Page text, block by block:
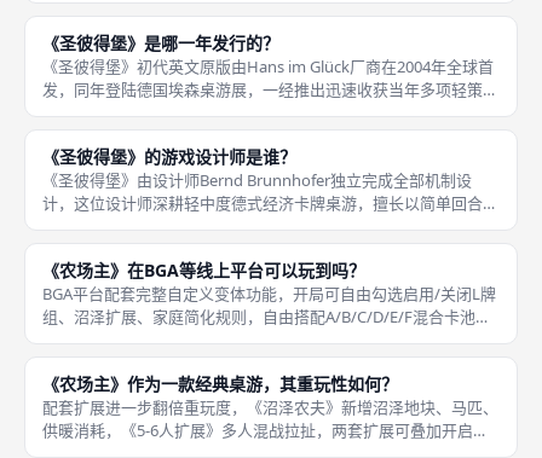
持2至4人，想要五人必须单独购入《新社会》扩展；2017修订
《圣彼得堡》是哪一年发行的？
《圣彼得堡》初代英文原版由Hans im Glück厂商在2004年全球首
发，同年登陆德国埃森桌游展，一经推出迅速收获当年多项轻策提
名，奠定经典经济卡牌地位；2005年厂商推出第一款官方扩展
《新社会New Society》，2006年上线第
《圣彼得堡》的游戏设计师是谁？
《圣彼得堡》由设计师Bernd Brunnhofer独立完成全部机制设
计，这位设计师深耕轻中度德式经济卡牌桌游，擅长以简单回合流
程搭建金钱、分数双维度取舍博弈，本作也是其流传最广、口碑最
高的核心代表作，发行后长期占据BGG经济卡牌细分榜单前
《农场主》在BGA等线上平台可以玩到吗？
BGA平台配套完整自定义变体功能，开局可自由勾选启用/关闭L牌
组、沼泽扩展、家庭简化规则，自由搭配A/B/C/D/E/F混合卡池，
匹配线下实体桌游全部房规；线上支持跨时区多人联机，内置文字
交流、对局回放功能，可复盘每轮工人放置、资源规划失误
《农场主》作为一款经典桌游，其重玩性如何？
配套扩展进一步翻倍重玩度，《沼泽农夫》新增沼泽地块、马匹、
供暖消耗，《5-6人扩展》多人混战拉扯，两套扩展可叠加开启，
新增大量变量；单人模式多档卡组、目标分数变体也能反复练习不